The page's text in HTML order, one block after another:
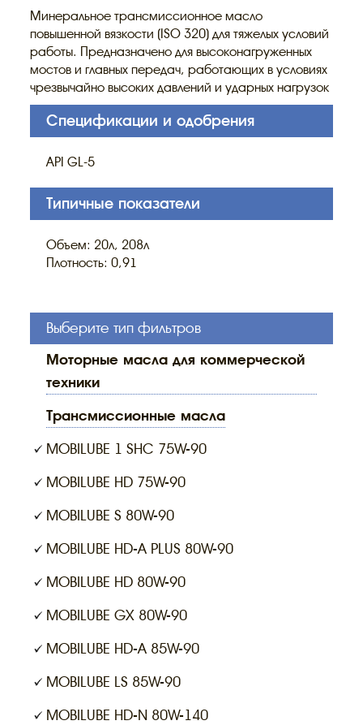
Минеральное трансмиссионное масло
повышенной вязкости (ISO 320) для тяжелых условий
работы. Предназначено для высоконагруженных
мостов и главных передач, работающих в условиях
чрезвычайно высоких давлений и ударных нагрузок
Спецификации и одобрения
API GL-5
Типичные показатели
Объем: 20л, 208л
Плотность: 0,91
Выберите тип фильтров
моторные масла для коммерческой
техники
трансмиссионные масла
MOBILUBE 1 SHC 75W-90
MOBILUBE HD 75W-90
MOBILUBE S 80W-90
MOBILUBE HD-A PLUS 80W-90
MOBILUBE HD 80W-90
MOBILUBE GX 80W-90
MOBILUBE HD-A 85W-90
MOBILUBE LS 85W-90
MOBILUBE HD-N 80W-140